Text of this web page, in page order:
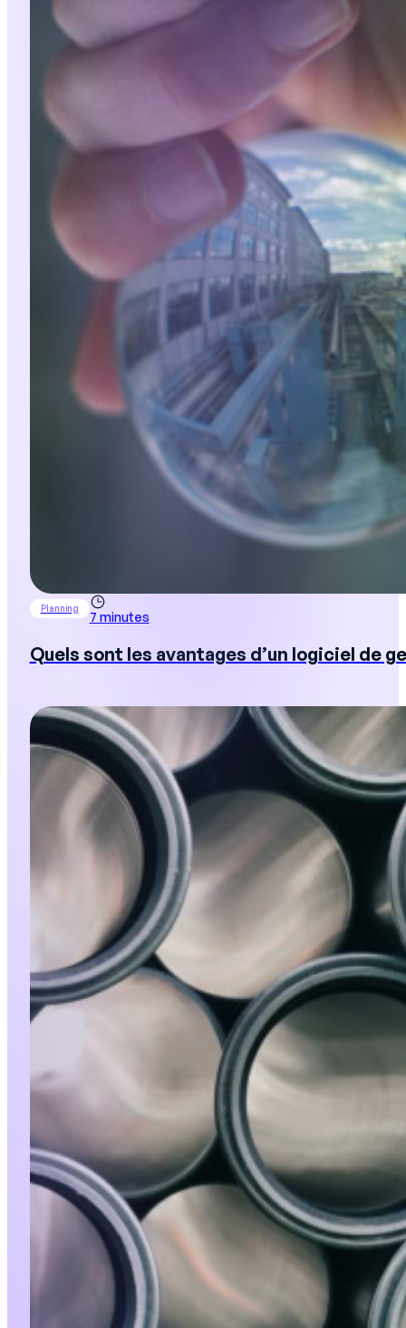
Planning
7 minutes
Quels sont les avantages d’un logiciel de